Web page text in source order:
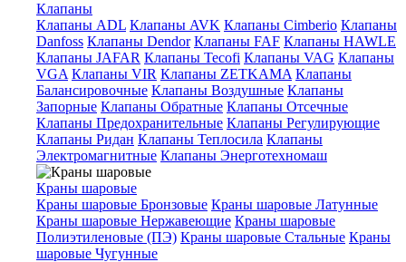
Клапаны
Клапаны ADL Клапаны AVK Клапаны Cimberio Клапаны
Danfoss Клапаны Dendor Клапаны FAF Клапаны HAWLE
Клапаны JAFAR Клапаны Tecofi Клапаны VAG Клапаны
VGA Клапаны VIR Клапаны ZETKAMA Клапаны
Балансировочные Клапаны Воздушные Клапаны
Запорные Клапаны Обратные Клапаны Отсечные
Клапаны Предохранительные Клапаны Регулирующие
Клапаны Ридан Клапаны Теплосила Клапаны
Электромагнитные Клапаны Энерготехномаш
Краны шаровые
Краны шаровые Бронзовые Краны шаровые Латунные
Краны шаровые Нержавеющие Краны шаровые
Полиэтиленовые (ПЭ) Краны шаровые Стальные Краны
шаровые Чугунные